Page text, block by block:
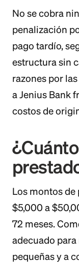
No se cobra
penalización
pago tardío,
estructura sin
razones por
a Jenius Bank
costos de
Los montos de
$5,000 a
72 meses.
adecuado
pequeñas y a